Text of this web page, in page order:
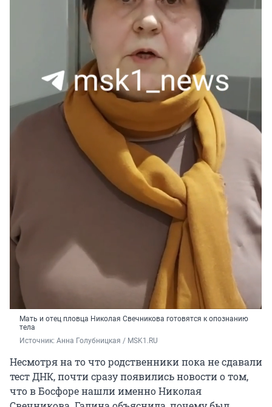
Мать и отец пловца Николая Свечникова готовятся к опознанию
тела
Источник: Анна Голубницкая / MSK1.RU
Несмотря на то что родственники пока не сдавали
тест ДНК, почти сразу появились новости о том,
что в Босфоре нашли именно Николая